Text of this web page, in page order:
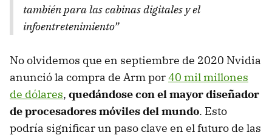
también para las cabinas digitales y el
infoentretenimiento”
No olvidemos que en septiembre de 2020 Nvidia
anunció la compra de Arm por40 mil millones
de dólares, quedándose con el mayor diseñador
de procesadores móviles del mundo. Esto
podría significar un paso clave en el futuro de las